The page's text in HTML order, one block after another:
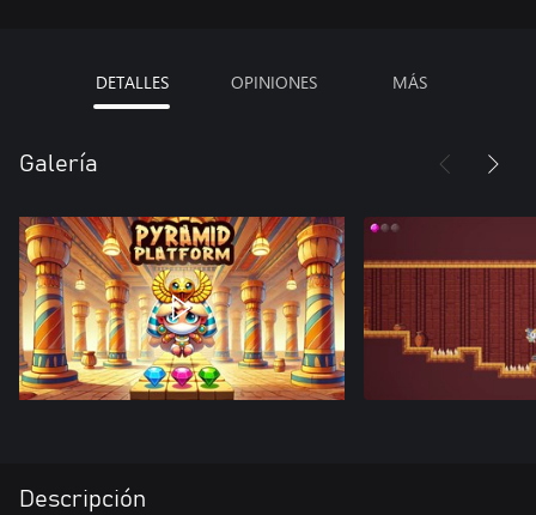
DETALLES OPINIONES MÁS
Galería
Descripción